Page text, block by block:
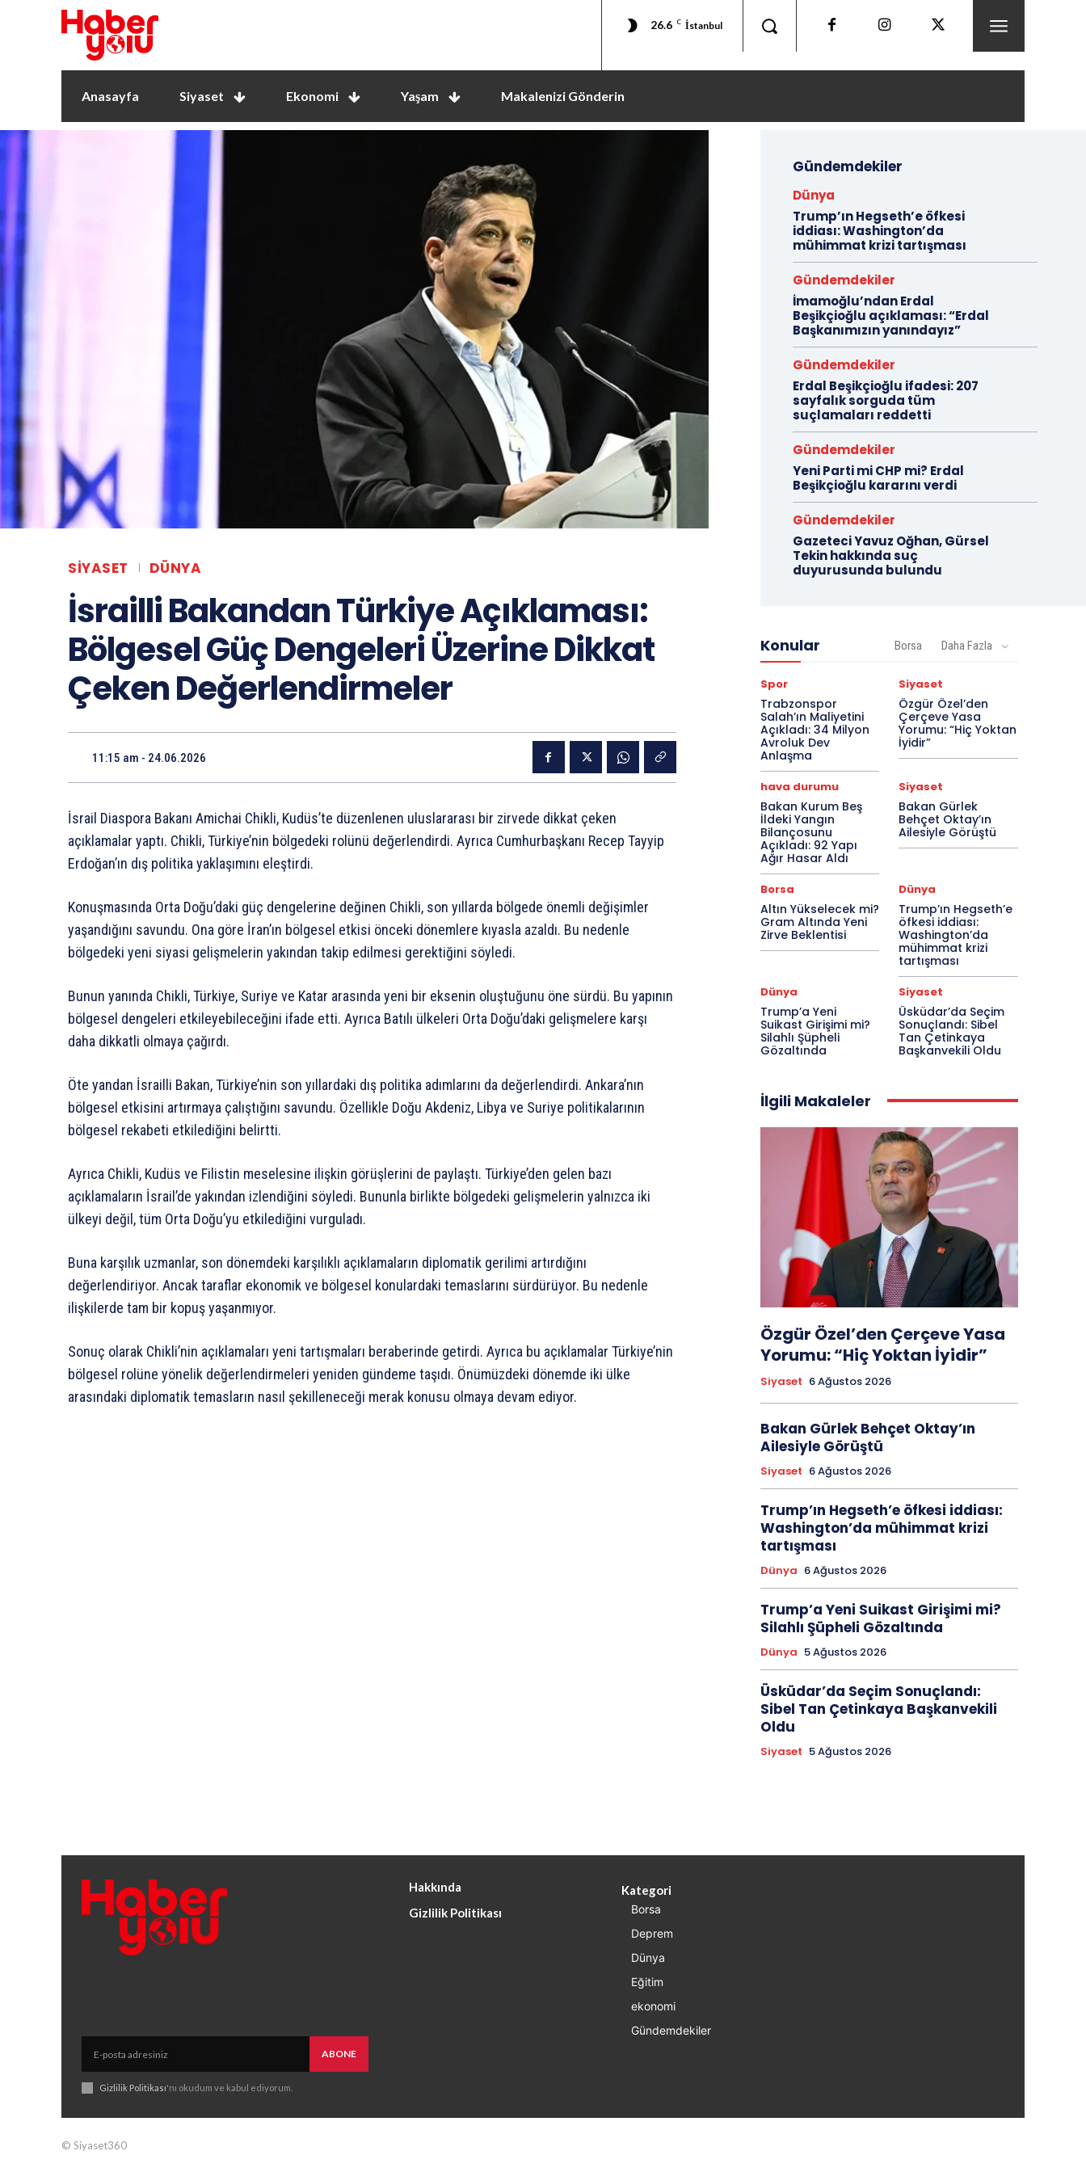
26.6 C İstanbul
Anasayfa Siyaset Ekonomi Yaşam Makalenizi Gönderin
SIYASET DÜNYA
İsrailli Bakandan Türkiye Açıklaması:
Bölgesel Güç Dengeleri Üzerine Dikkat
Çeken Değerlendirmeler
11:15 am - 24.06.2026
İsrail Diaspora Bakanı Amichai Chikli, Kudüs’te düzenlenen uluslararası bir zirvede dikkat çeken
açıklamalar yaptı. Chikli, Türkiye’nin bölgedeki rolünü değerlendirdi. Ayrıca Cumhurbaşkanı Recep Tayyip
Erdoğan’ın dış politika yaklaşımını eleştirdi.
Konuşmasında Orta Doğu’daki güç dengelerine değinen Chikli, son yıllarda bölgede önemli değişimler
yaşandığını savundu. Ona göre İran’ın bölgesel etkisi önceki dönemlere kıyasla azaldı. Bu nedenle
bölgedeki yeni siyasi gelişmelerin yakından takip edilmesi gerektiğini söyledi.
Bunun yanında Chikli, Türkiye, Suriye ve Katar arasında yeni bir eksenin oluştuğunu öne sürdü. Bu yapının
bölgesel dengeleri etkileyebileceğini ifade etti. Ayrıca Batılı ülkeleri Orta Doğu’daki gelişmelere karşı
daha dikkatli olmaya çağırdı.
Öte yandan İsrailli Bakan, Türkiye’nin son yıllardaki dış politika adımlarını da değerlendirdi. Ankara’nın
bölgesel etkisini artırmaya çalıştığını savundu. Özellikle Doğu Akdeniz, Libya ve Suriye politikalarının
bölgesel rekabeti etkilediğini belirtti.
Ayrıca Chikli, Kudüs ve Filistin meselesine ilişkin görüşlerini de paylaştı. Türkiye’den gelen bazı
açıklamaların İsrail’de yakından izlendiğini söyledi. Bununla birlikte bölgedeki gelişmelerin yalnızca iki
ülkeyi değil, tüm Orta Doğu’yu etkilediğini vurguladı.
Buna karşılık uzmanlar, son dönemdeki karşılıklı açıklamaların diplomatik gerilimi artırdığını
değerlendiriyor. Ancak taraflar ekonomik ve bölgesel konulardaki temaslarını sürdürüyor. Bu nedenle
ilişkilerde tam bir kopuş yaşanmıyor.
Sonuç olarak Chikli’nin açıklamaları yeni tartışmaları beraberinde getirdi. Ayrıca bu açıklamalar Türkiye’nin
bölgesel rolüne yönelik değerlendirmeleri yeniden gündeme taşıdı. Önümüzdeki dönemde iki ülke
arasındaki diplomatik temasların nasıl şekilleneceği merak konusu olmaya devam ediyor.
Gündemdekiler
Dünya
Trump’ın Hegseth’e öfkesi
iddiası: Washington’da
mühimmat krizi tartışması
Gündemdekiler
İmamoğlu’ndan Erdal
Beşikçioğlu açıklaması: “Erdal
Başkanımızın yanındayız”
Gündemdekiler
Erdal Beşikçioğlu ifadesi: 207
sayfalık sorguda tüm
suçlamaları reddetti
Gündemdekiler
Yeni Parti mi CHP mi? Erdal
Beşikçioğlu kararını verdi
Gündemdekiler
Gazeteci Yavuz Oğhan, Gürsel
Tekin hakkında suç
duyurusunda bulundu
Konular Borsa Daha Fazla
Spor
Trabzonspor
Salah’ın Maliyetini
Açıkladı: 34 Milyon
Avroluk Dev
Anlaşma
Siyaset
Özgür Özel’den
Çerçeve Yasa
Yorumu: “Hiç Yoktan
İyidir”
hava durumu
Bakan Kurum Beş
İldeki Yangın
Bilançosunu
Açıkladı: 92 Yapı
Ağır Hasar Aldı
Siyaset
Bakan Gürlek
Behçet Oktay’ın
Ailesiyle Görüştü
Borsa
Altın Yükselecek mi?
Gram Altında Yeni
Zirve Beklentisi
Dünya
Trump’ın Hegseth’e
öfkesi iddiası:
Washington’da
mühimmat krizi
tartışması
Dünya
Trump’a Yeni
Suikast Girişimi mi?
Silahlı Şüpheli
Gözaltında
Siyaset
Üsküdar’da Seçim
Sonuçlandı: Sibel
Tan Çetinkaya
Başkanvekili Oldu
İlgili Makaleler
Özgür Özel’den Çerçeve Yasa
Yorumu: “Hiç Yoktan İyidir”
Siyaset 6 Ağustos 2026
Bakan Gürlek Behçet Oktay’ın
Ailesiyle Görüştü
Siyaset 6 Ağustos 2026
Trump’ın Hegseth’e öfkesi iddiası:
Washington’da mühimmat krizi
tartışması
Dünya 6 Ağustos 2026
Trump’a Yeni Suikast Girişimi mi?
Silahlı Şüpheli Gözaltında
Dünya 5 Ağustos 2026
Üsküdar’da Seçim Sonuçlandı:
Sibel Tan Çetinkaya Başkanvekili
Oldu
Siyaset 5 Ağustos 2026
ABONE
Gizlilik Politikası'nı okudum ve kabul ediyorum.
Hakkında
Gizlilik Politikası
Kategori
Borsa
Deprem
Dünya
Eğitim
ekonomi
Gündemdekiler
© Siyaset360